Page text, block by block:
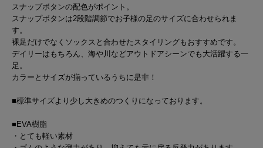
スナップボタンの配色がポイント。
スナップボタンは2段階調節でお子様の足のサイズに合わせられま
す。
裸足だけでなくソックスと合わせたスタイリングもおすすめです。
デイリーはもちろん、海や川などアウトドアシーンでも大活躍する一
足。
カラーとサイズが揃っているうちに是非！
■標準サイズより少し大きめのつくりになっております。
■EVA樹脂
・とても軽い素材